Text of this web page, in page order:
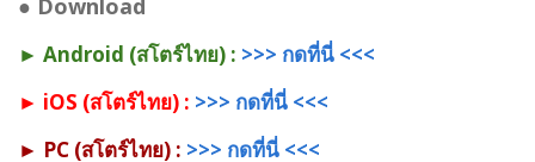
● Download
► Android (สโตร์ไทย) : >>> กดที่นี่ <<<
► iOS (สโตร์ไทย) : >>> กดที่นี่ <<<
► PC (สโตร์ไทย) : >>> กดที่นี่ <<<